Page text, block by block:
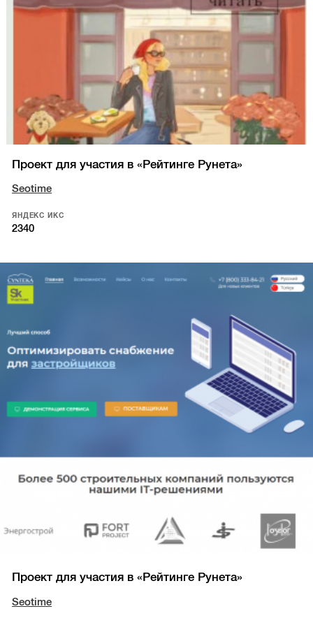
Проект для участия в «Рейтинге Рунета»
Seotime
ЯНДЕКС ИКС
2340
Проект для участия в «Рейтинге Рунета»
Seotime